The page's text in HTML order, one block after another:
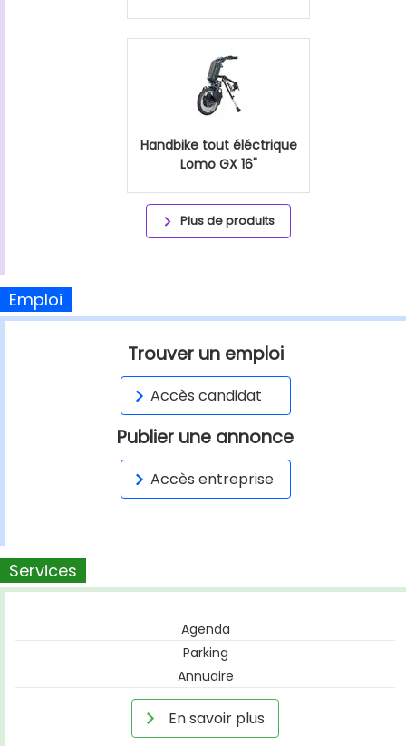
Handbike tout éléctrique
Lomo GX 16"
Plus de produits
Emploi
Trouver un emploi
Accès candidat
Publier une annonce
Accès entreprise
Services
Agenda
Parking
Annuaire
En savoir plus